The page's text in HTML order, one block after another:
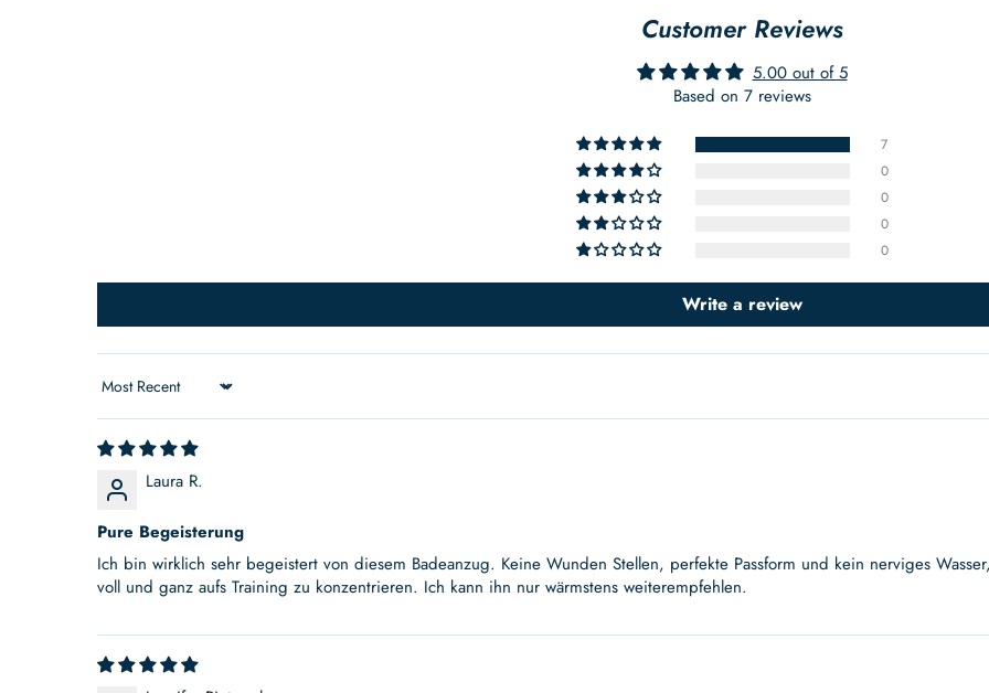
Customer Reviews
5.00 out of 5
Based on 7 reviews
7
0
0
0
0
Write a review
Sort by
Laura R.
Pure Begeisterung
Ich bin wirklich sehr begeistert von diesem Badeanzug. Keine Wunden Stellen, perfekte Passform und kein nerviges
voll und ganz aufs Training zu konzentrieren. Ich kann ihn nur wärmstens weiterempfehlen.